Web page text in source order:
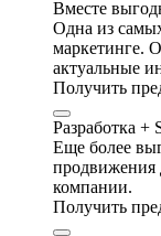
Вместе
Одна из
маркетинге.
актуальные
Получить
Разработка +
Еще более
продвижения
компании.
Получить